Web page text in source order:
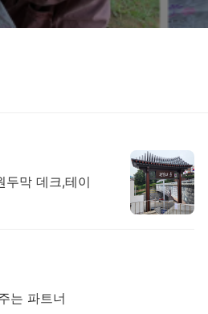
두막 데크,테이
는 파트너